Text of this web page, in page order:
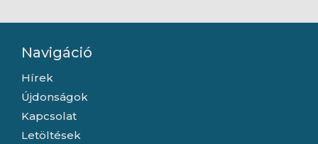
Navigáció
Hírek
Újdonságok
Kapcsolat
Letöltések